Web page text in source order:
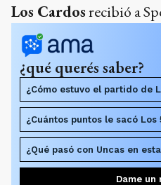
Los Cardosrecibió a
¿qué querés saber?
¿Cómo estuvo el partido de
¿Cuántos puntos le sacó Los
¿Qué pasó con Uncas en
Dame un